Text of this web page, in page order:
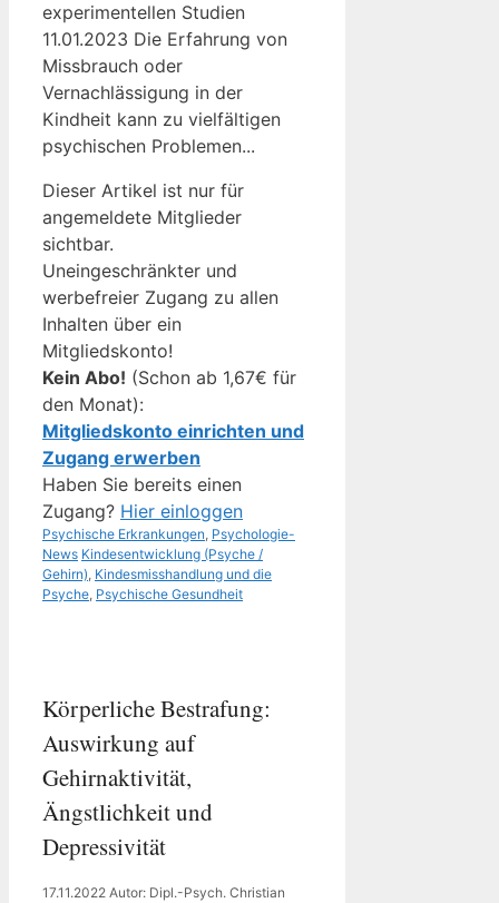
experimentellen Studien
11.01.2023 Die Erfahrung von
Missbrauch oder
Vernachlässigung in der
Kindheit kann zu vielfältigen
psychischen Problemen...
Dieser Artikel ist nur für
angemeldete Mitglieder
sichtbar.
Uneingeschränkter und
werbefreier Zugang zu allen
Inhalten über ein
Mitgliedskonto!
Kein Abo! (Schon ab 1,67€ für
den Monat):
Mitgliedskonto einrichten und
Zugang erwerben
Haben Sie bereits einen
Zugang? Hier einloggen
Kategorien
Psychische Erkrankungen, Psychologie-
News Schlagwörter
Kindesentwicklung (Psyche /
Gehirn), Kindesmisshandlung und die
Psyche, Psychische Gesundheit
Körperliche Bestrafung:
Auswirkung auf
Gehirnaktivität,
Ängstlichkeit und
Depressivität
17.11.2022 Autor: Dipl.-Psych. Christian